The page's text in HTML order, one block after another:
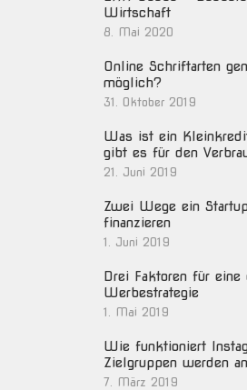
Wirtschaft
8. Mai 2020
Online Schriftarten
möglich?
31. Oktober 2019
Was ist ein
gibt es für den
21. Juni 2019
Zwei Wege ein
finanzieren
1. Juni 2019
Drei Faktoren für eine
Werbestrategie
1. Mai 2019
Wie funktioniert
Zielgruppen werden
7. März 2019